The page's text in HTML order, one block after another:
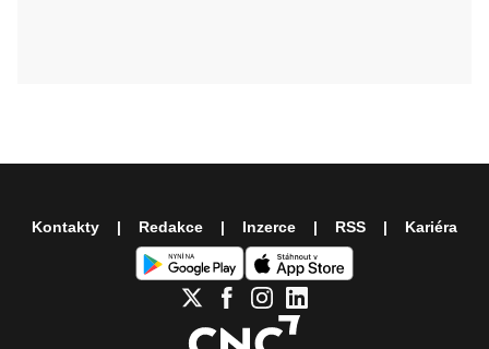
Kontakty Redakce Inzerce RSS Kariéra